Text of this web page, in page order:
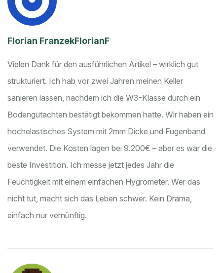
Florian FranzekFlorianF
Vielen Dank für den ausführlichen Artikel – wirklich gut
strukturiert. Ich hab vor zwei Jahren meinen Keller
sanieren lassen, nachdem ich die W3-Klasse durch ein
Bodengutachten bestätigt bekommen hatte. Wir haben ein
hochelastisches System mit 2mm Dicke und Fugenband
verwendet. Die Kosten lagen bei 9.200€ – aber es war die
beste Investition. Ich messe jetzt jedes Jahr die
Feuchtigkeit mit einem einfachen Hygrometer. Wer das
nicht tut, macht sich das Leben schwer. Kein Drama,
einfach nur vernünftig.